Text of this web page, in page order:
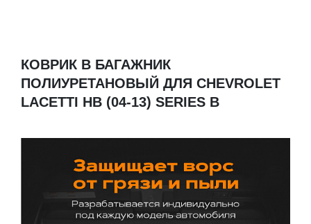
КОВРИК В БАГАЖНИК
ПОЛИУРЕТАНОВЫЙ ДЛЯ CHEVROLET
LACETTI HB (04-13) SERIES B